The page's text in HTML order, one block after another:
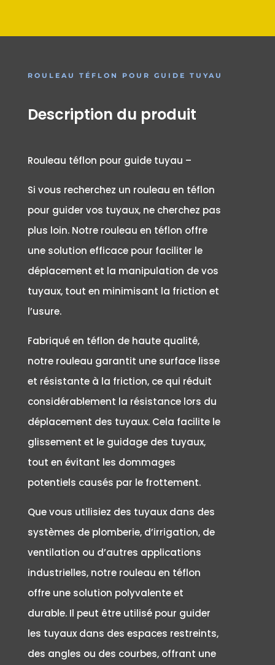
ROULEAU TÉFLON POUR GUIDE TUYAU
Description du produit
Rouleau téflon pour guide tuyau –
Si vous recherchez un rouleau en téflon
pour guider vos tuyaux, ne cherchez pas
plus loin. Notre rouleau en téflon offre
une solution efficace pour faciliter le
déplacement et la manipulation de vos
tuyaux, tout en minimisant la friction et
l’usure.
Fabriqué en téflon de haute qualité,
notre rouleau garantit une surface lisse
et résistante à la friction, ce qui réduit
considérablement la résistance lors du
déplacement des tuyaux. Cela facilite le
glissement et le guidage des tuyaux,
tout en évitant les dommages
potentiels causés par le frottement.
Que vous utilisiez des tuyaux dans des
systèmes de plomberie, d’irrigation, de
ventilation ou d’autres applications
industrielles, notre rouleau en téflon
offre une solution polyvalente et
durable. Il peut être utilisé pour guider
les tuyaux dans des espaces restreints,
des angles ou des courbes, offrant une